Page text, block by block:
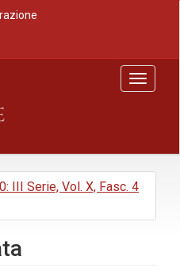
Toggle
III Serie, Vol. X, Fasc. 4